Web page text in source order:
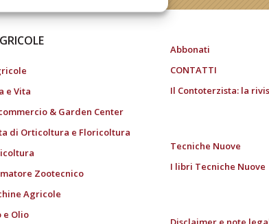
e Vita
& Garden Center
di Orticoltura e Floricoltura
Zootecnico
Agricole
e Olio
Abbonati
CONTATTI
Il Contoterzista: la
Tecniche Nuove
I libri Tecniche Nuove